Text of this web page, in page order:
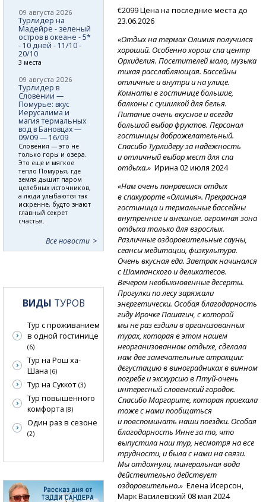
€2099 Цена на последние места до
23.06.2026
«Отдых на термах Олимия получился
хороший. Особенно хорош спа центр
Орхиделия. Посетителей мало, музыка
тихая расслабляющая. Бассейны
отличные и внутри и на улице.
Комнаты в гостинице большие,
балконы с сушилкой для белья.
Питание очень вкусное и всегда
большой выбор фруктов. Персонал
гостиницы доброжелательный.
Спасибо Турлидеру за надёжность
и отличный выбор мест для спа
отдыха.» Ирина 02 июля 2024
«Нам очень понравился отдых
в спакурорте «Олимия». Прекрасная
гостиница и термальные бассейны
внутренние и внешние. огромная зона
отдыха только для взрослых.
Различные оздоровительные сауны,
сеансы медитации, физкультура.
Очень вкусная еда. Завтрак начинался
с Шампанского и деликатесов.
Вечером необыкновенные десерты.
Прогулки по лесу заряжали
энергетически. Особая благодарность
гиду Ирочке Пашагич, с которой
мы не раз ездили в организованных
турах, которая в этом нашем
неорганизованном отдыхе, сделала
нам две замечательные атракции:
дегустацию в виноградниках в винном
погребе и экскурсиюв Птуй-очень
интересный словенский городок.
Спасибо Маргарите, которая приехала
тоже с нами пообщаться
и повспоминать наши поездки. Особая
благодарность Инне за то, что
выпустила наш тур, несмотря на все
трудности, и была с нами на связи.
Мы отдохнули, минеральная вода
действительно действует
оздоровительно.» Елена Исерсон,
Марк Василевский 08 мая 2024
09 августа 2026
Турлидер на
Мадейре - зеленый
остров в океане - 5*
- 10 дней - 11/10 -
20/10
3 места
09 августа 2026
Турлидер в
Словении —
Помурье: вкус
Иерусалима и
магия термальных
вод в Бановцах —
09/09 — 16/09
Словения — это не
только горы и озера.
Это еще и мягкое
тепло Помурья, где
земля дышит паром
целебных источников,
а люди улыбаются так
искренне, будто знают
главный секрет
счастья.
Все новости
ВИДЫ ТУРОВ
Тур с проживанием
в одной гостинице
(6)
Тур на Рош ха-
Шана (6)
Тур на Суккот (3)
Тур повышенного
комфорта (8)
Один раз в сезоне
(2)